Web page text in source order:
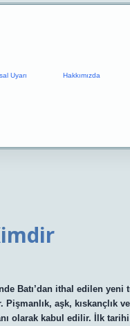
Uyarı Hakkımızda
Batı’dan ithal edilen
aşk, kıskançlık
olarak kabul edilir. İlk